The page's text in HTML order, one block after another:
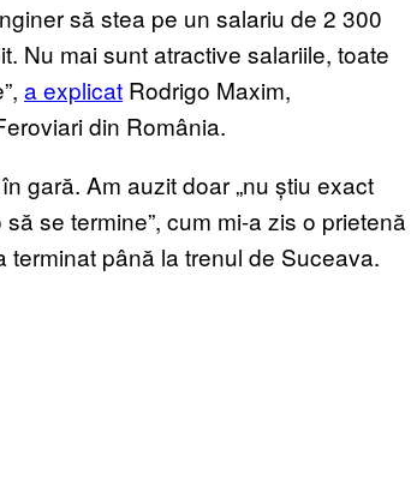
să stea pe un salariu de 2 300
Nu mai sunt atractive salariile, toate
a explicat Rodrigo Maxim,
din România.
gară. Am auzit doar „nu știu exact
se termine”, cum mi-a zis o prietenă
până la trenul de Suceava.